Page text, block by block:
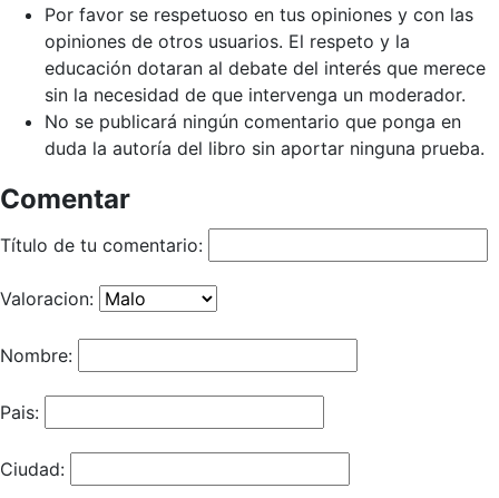
Por favor se respetuoso en tus opiniones y con las
opiniones de otros usuarios. El respeto y la
educación dotaran al debate del interés que merece
sin la necesidad de que intervenga un moderador.
No se publicará ningún comentario que ponga en
duda la autoría del libro sin aportar ninguna prueba.
Comentar
Título de tu comentario:
Valoracion:
Nombre:
Pais:
Ciudad: